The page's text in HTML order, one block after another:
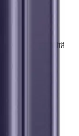
puutteita tai niitä